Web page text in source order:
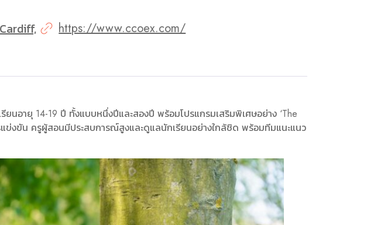
https://www.ccoex.com/
นอายุ 14-19 ปี ทั้งแบบหนึ่งปีและสองปี พร้อมโปรแกรมเสริมพิเศษอย่าง ‘The
ข่งขัน ครูผู้สอนมีประสบการณ์สูงและดูแลนักเรียนอย่างใกล้ชิด พร้อมทีมแนะแนว